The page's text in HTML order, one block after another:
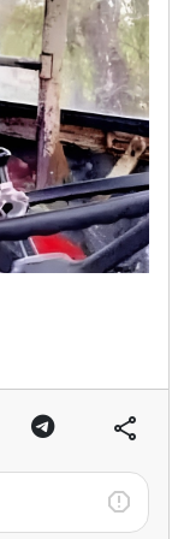
share
report